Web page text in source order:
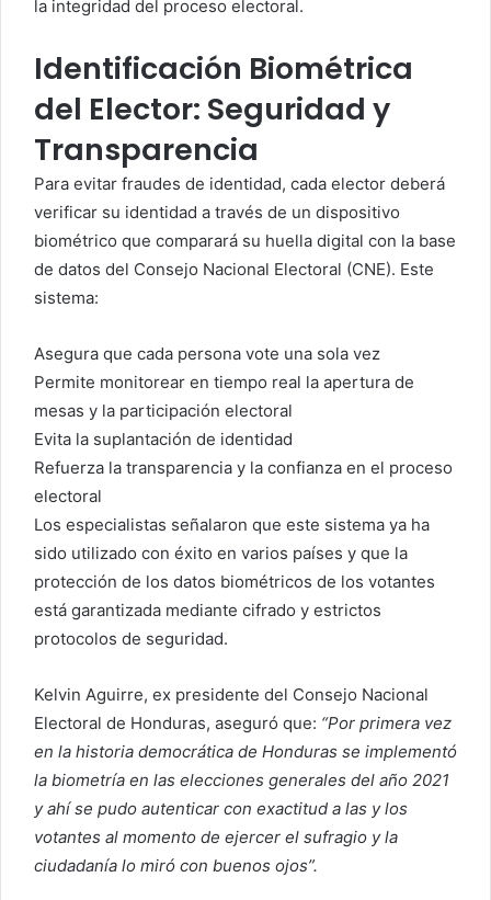
la integridad del proceso electoral.
Identificación Biométrica
del Elector: Seguridad y
Transparencia
Para evitar fraudes de identidad, cada elector deberá
verificar su identidad a través de un dispositivo
biométrico que comparará su huella digital con la base
de datos del Consejo Nacional Electoral (CNE). Este
sistema:
Asegura que cada persona vote una sola vez
Permite monitorear en tiempo real la apertura de
mesas y la participación electoral
Evita la suplantación de identidad
Refuerza la transparencia y la confianza en el proceso
electoral
Los especialistas señalaron que este sistema ya ha
sido utilizado con éxito en varios países y que la
protección de los datos biométricos de los votantes
está garantizada mediante cifrado y estrictos
protocolos de seguridad.
Kelvin Aguirre, ex presidente del Consejo Nacional
Electoral de Honduras, aseguró que: “Por primera vez
en la historia democrática de Honduras se implementó
la biometría en las elecciones generales del año 2021
y ahí se pudo autenticar con exactitud a las y los
votantes al momento de ejercer el sufragio y la
ciudadanía lo miró con buenos ojos”.